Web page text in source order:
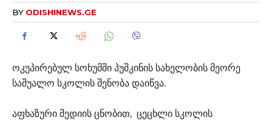
BY ODISHINEWS.GE
ოკუპირებულ სოხუმში პუშკინის სახელობის მეორე
საშუალო სკოლის შენობა დაიწვა.
აფხაზური მედიის ცნობით, ცეცხლი სკოლის